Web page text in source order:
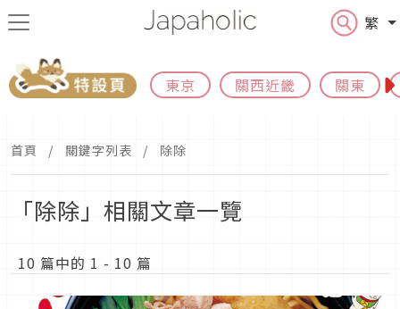
繁
東京 關西近畿 關東
首頁 關鍵字列表 除除
「除除」相關文章一覽
10 篇中的 1 - 10 篇